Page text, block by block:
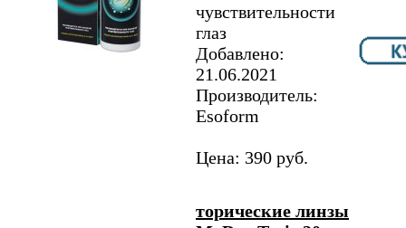
чувствительности
глаз
Добавлено:
21.06.2021
Производитель:
Esoform
Цена: 390 руб.
торические линзы